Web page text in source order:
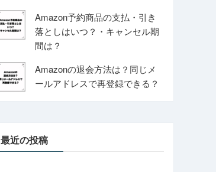
Amazon予約商品の支払・引き
落としはいつ？・キャンセル期
間は？
Amazonの退会方法は？同じメ
ールアドレスで再登録できる？
最近の投稿